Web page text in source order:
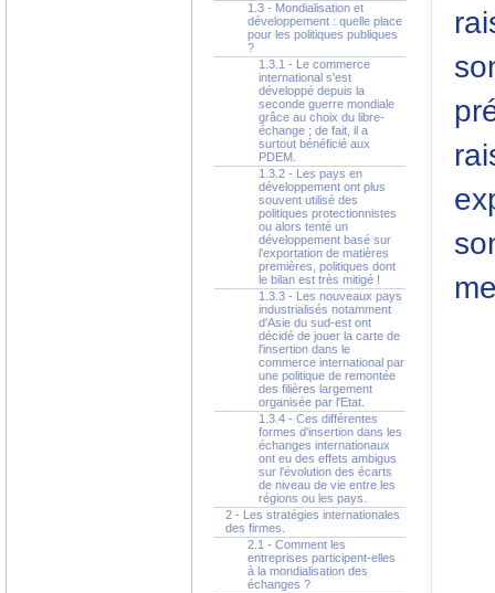
1.3 - Mondialisation et
développement : quelle place
pour les politiques publiques
?
1.3.1 - Le commerce
international s'est
développé depuis la
seconde guerre mondiale
grâce au choix du libre-
échange ; de fait, il a
surtout bénéficié aux
PDEM.
1.3.2 - Les pays en
développement ont plus
souvent utilisé des
politiques protectionnistes
ou alors tenté un
développement basé sur
l'exportation de matières
premières, politiques dont
le bilan est très mitigé !
1.3.3 - Les nouveaux pays
industrialisés notamment
d'Asie du sud-est ont
décidé de jouer la carte de
l'insertion dans le
commerce international par
une politique de remontée
des filières largement
organisée par l'Etat.
1.3.4 - Ces différentes
formes d'insertion dans les
échanges internationaux
ont eu des effets ambigus
sur l'évolution des écarts
de niveau de vie entre les
régions ou les pays.
2 - Les stratégies internationales
des firmes.
2.1 - Comment les
entreprises participent-elles
à la mondialisation des
échanges ?